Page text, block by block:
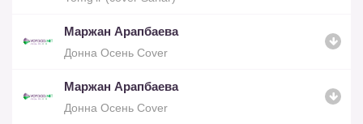
Маржан Арапбаева
Донна Осень Cover
Маржан Арапбаева
Донна Осень Cover